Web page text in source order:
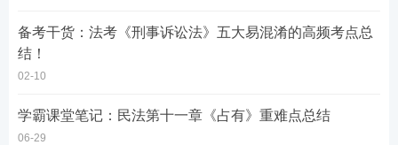
备考干货：法考《刑事诉讼法》五大易混淆的高频考点总
结！
02-10
学霸课堂笔记：民法第十一章《占有》重难点总结
06-29